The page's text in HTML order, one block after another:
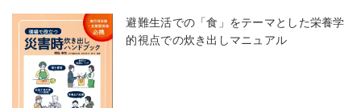
避難生活での「食」をテーマとした栄養学
的視点での炊き出しマニュアル